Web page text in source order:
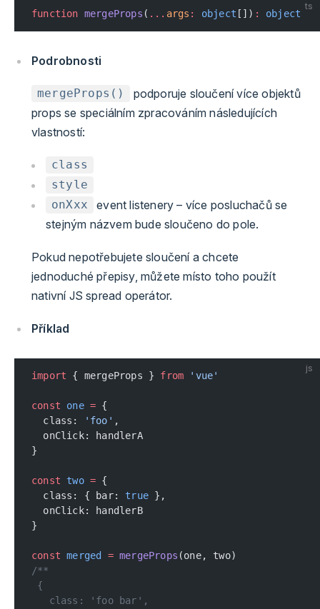
ts
function mergeProps ( ... args : object []) : object
Podrobnosti
mergeProps()
podporuje sloučení více objektů
props se speciálním zpracováním následujících
vlastností:
class
style
onXxx
event listenery – více posluchačů se
stejným názvem bude sloučeno do pole.
Pokud nepotřebujete sloučení a chcete
jednoduché přepisy, můžete místo toho použít
nativní JS spread operátor.
Příklad
js
import { mergeProps } from 'vue'
const one = {
  class:
'foo' ,
  onClick: handlerA
}
const two = {
  class: { bar:
true },
  onClick: handlerB
}
const merged = mergeProps (one, two)
/**
{
   class: 'foo bar',